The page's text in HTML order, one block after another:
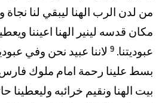
من لدن الرب الهنا ليبقي لنا نجاة
مكان قدسه لينير الهنا اعيننا
عبوديتنا. 9 لاننا عبيد نحن وفي
بسط علينا رحمة امام ملوك فارس
بيت الهنا ونقيم خرائبه وليعطينا